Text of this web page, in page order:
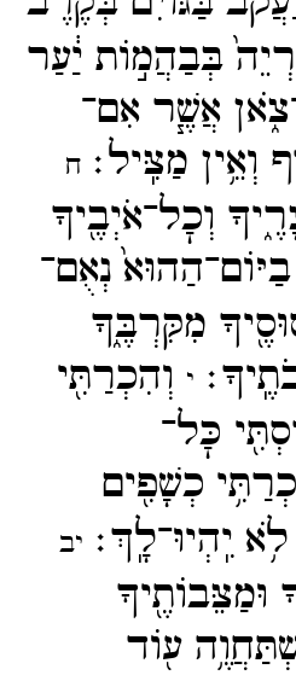
בְּבַהֲמ֣וֹת יַ֔עַר
אֲשֶׁ֧ר אִם־​
וְאֵ֥ין מַצִּֽיל׃ח
וְכׇל־​אֹיְבֶ֖יךָ
נְאֻם־​
מִקִּרְבֶּ֑ךָ
י וְהִכְרַתִּ֖י
כׇּל־​
כְשָׁפִ֖ים
יִֽהְיוּ־​לָֽךְ׃ יב
וּמַצֵּבוֹתֶ֖יךָ
ע֖וֹד